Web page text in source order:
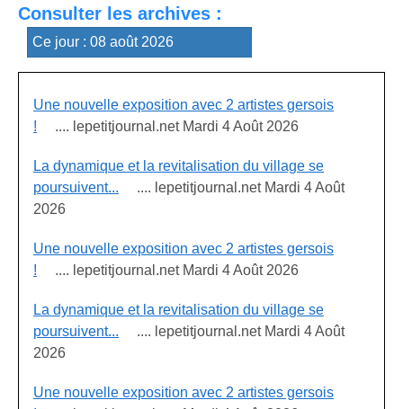
Consulter les archives :
Une nouvelle exposition avec 2 artistes gersois
! .... lepetitjournal.net Mardi 4 Août 2026
La dynamique et la revitalisation du village se
poursuivent... .... lepetitjournal.net Mardi 4 Août
2026
Une nouvelle exposition avec 2 artistes gersois
! .... lepetitjournal.net Mardi 4 Août 2026
La dynamique et la revitalisation du village se
poursuivent... .... lepetitjournal.net Mardi 4 Août
2026
Une nouvelle exposition avec 2 artistes gersois